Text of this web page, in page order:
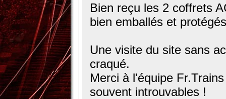
Bien reçu les 2 coffrets
bien emballés et
Une visite du site sans
craqué.
Merci à l'équipe
souvent introuvables !